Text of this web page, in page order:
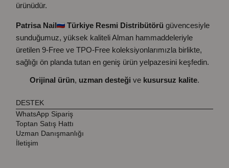
ürünüdür.
Patrisa Nail Türkiye Resmi Distribütörü güvencesiyle
sunduğumuz, yüksek kaliteli Alman hammaddeleriyle
üretilen 9-Free ve TPO-Free koleksiyonlarımızla birlikte,
sağlığı ön planda tutan en geniş ürün yelpazesini keşfedin.
Orijinal ürün, uzman desteği ve kusursuz kalite.
DESTEK
WhatsApp Sipariş
Toptan Satış Hattı
Uzman Danışmanlığı
İletişim